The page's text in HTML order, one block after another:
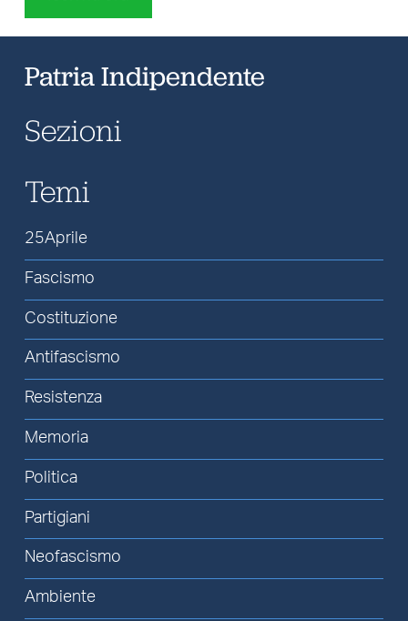
Patria Indipendente
Sezioni
Temi
25Aprile
Fascismo
Costituzione
Antifascismo
Resistenza
Memoria
Politica
Partigiani
Neofascismo
Ambiente